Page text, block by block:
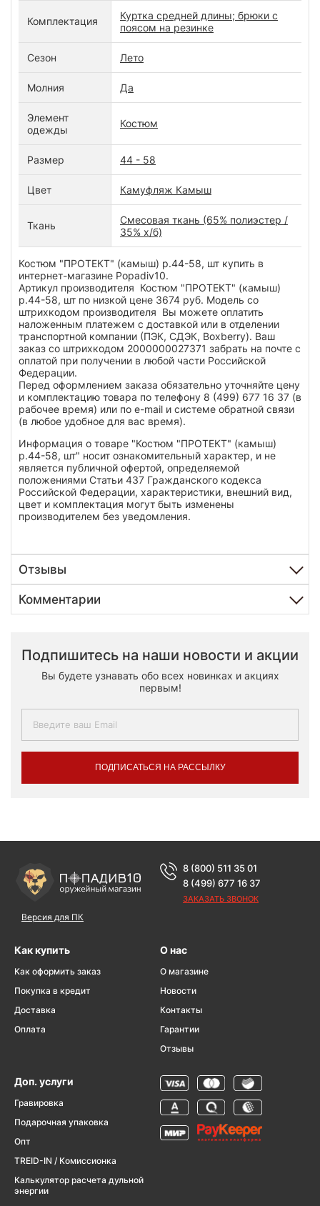
Комплектация
Куртка средней длины; брюки с
поясом на резинке
Сезон Лето
Молния Да
Элемент
одежды
Костюм
Размер 44 - 58
Цвет Камуфляж Камыш
Ткань
Смесовая ткань (65% полиэстер /
35% х/б)
Костюм "ПРОТЕКТ" (камыш) р.44-58, шт купить в
интернет-магазине Popadiv10.
Артикул производителя Костюм "ПРОТЕКТ" (камыш)
р.44-58, шт по низкой цене 3674 руб. Модель со
штрихкодом производителя Вы можете оплатить
наложенным платежем с доставкой или в отделении
транспортной компании (ПЭК, СДЭК, Boxberry). Ваш
заказ со штрихкодом 2000000027371 забрать на почте с
оплатой при получении в любой части Российской
Федерации.
Перед оформлением заказа обязательно уточняйте цену
и комплектацию товара по телефону 8 (499) 677 16 37 (в
рабочее время) или по e-mail и системе обратной связи
(в любое удобное для вас время).
Информация о товаре "Костюм "ПРОТЕКТ" (камыш)
р.44-58, шт" носит ознакомительный характер, и не
является публичной офертой, определяемой
положениями Статьи 437 Гражданского кодекса
Российской Федерации, характеристики, внешний вид,
цвет и комплектация могут быть изменены
производителем без уведомления.
Отзывы
Комментарии
Подпишитесь на наши новости и акции
Вы будете узнавать обо всех новинках и акциях
первым!
ПОДПИСАТЬСЯ НА РАССЫЛКУ
Версия для ПК
8 (800) 511 35 01
8 (499) 677 16 37
ЗАКАЗАТЬ ЗВОНОК
Как купить
Как оформить заказ
Покупка в кредит
Доставка
Оплата
О нас
О магазине
Новости
Контакты
Гарантии
Отзывы
Доп. услуги
Гравировка
Подарочная упаковка
Опт
TREID-IN / Комиссионка
Калькулятор расчета дульной
энергии